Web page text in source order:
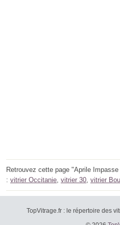
Retrouvez cette page "Aprile
: vitrier Occitanie vitrier 30 vitrier
TopVitrage.fr : le répertoire des